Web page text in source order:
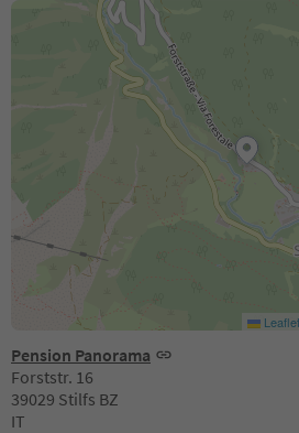
Pension Panorama
Forststr. 16
39029 Stilfs BZ
IT
Leaflet